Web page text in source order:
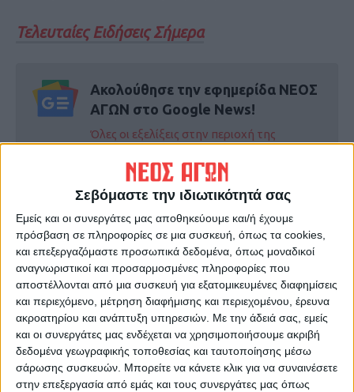
Σεβόμαστε την ιδιωτικότητά σας
Εμείς και οι συνεργάτες μας αποθηκεύουμε και/ή έχουμε
πρόσβαση σε πληροφορίες σε μια συσκευή, όπως τα cookies,
και επεξεργαζόμαστε προσωπικά δεδομένα, όπως μοναδικοί
αναγνωριστικοί και προσαρμοσμένες πληροφορίες που
αποστέλλονται από μια συσκευή για εξατομικευμένες διαφημίσεις
και περιεχόμενο, μέτρηση διαφήμισης και περιεχομένου, έρευνα
ακροατηρίου και ανάπτυξη υπηρεσιών. Με την άδειά σας, εμείς
και οι συνεργάτες μας ενδέχεται να χρησιμοποιήσουμε ακριβή
δεδομένα γεωγραφικής τοποθεσίας και ταυτοποίησης μέσω
σάρωσης συσκευών. Μπορείτε να κάνετε κλικ για να συναινέσετε
στην επεξεργασία από εμάς και τους συνεργάτες μας όπως
Τελευταίες Ειδήσεις Σήμερα
Ακολούθησε την εφημερίδα ΝΕΟΣ
ΑΓΩΝ στο Google News!
Όλες οι εξελίξεις στην περιοχή της
Καρδίτσας και ευρύτερα της Θεσσαλίας
ΠΡΟΗΓΟΥΜΕΝΟ ΑΡΘΡΟ
Προς δημοπράτηση η
αναβάθμιση υποδομών στις
Δ.Ε Ιθώμης και Μουζακίου
ΕΠΟΜΕΝΟ ΑΡΘΡΟ
Ξεκίνησαν οι εργασίες
ασφαλτόστρωσης στην οδό
Κουμουνδούρου (ΦΩΤΟ)